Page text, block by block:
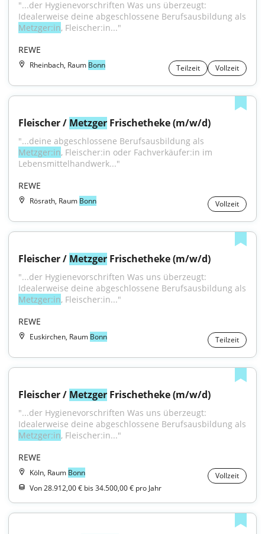
"...der Hygienevorschriften Was uns überzeugt:
Metzger:in, Fleischer:in..."
REWE
Rheinbach, Raum Bonn Teilzeit Vollzeit
Fleischer / Metzger Frischetheke (m/w/d)
Metzger:in, Fleischer:in oder Fachverkäufer:in im
Lebensmittelhandwerk..."
REWE
Rösrath, Raum Bonn Vollzeit
Fleischer / Metzger Frischetheke (m/w/d)
"...der Hygienevorschriften Was uns überzeugt:
Metzger:in, Fleischer:in..."
REWE
Euskirchen, Raum Bonn Teilzeit
Fleischer / Metzger Frischetheke (m/w/d)
"...der Hygienevorschriften Was uns überzeugt:
Metzger:in, Fleischer:in..."
REWE
Köln, Raum Bonn
Vollzeit
Von 28.912,00 € bis 34.500,00 € pro Jahr